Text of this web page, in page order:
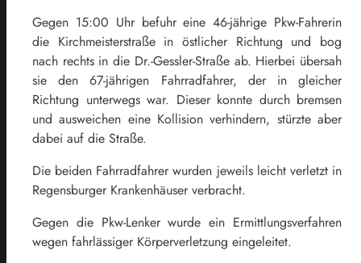
Gegen 15:00 Uhr befuhr eine 46-jährige Pkw-Fahrerin
die Kirchmeisterstraße in östlicher Richtung und bog
nach rechts in die Dr.-Gessler-Straße ab. Hierbei übersah
sie den 67-jährigen Fahrradfahrer, der in gleicher
Richtung unterwegs war. Dieser konnte durch bremsen
und ausweichen eine Kollision verhindern, stürzte aber
dabei auf die Straße.
Die beiden Fahrradfahrer wurden jeweils leicht verletzt in
Regensburger Krankenhäuser verbracht.
Gegen die Pkw-Lenker wurde ein Ermittlungsverfahren
wegen fahrlässiger Körperverletzung eingeleitet.